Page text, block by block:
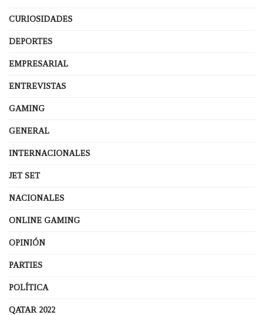
CURIOSIDADES
DEPORTES
EMPRESARIAL
ENTREVISTAS
GAMING
GENERAL
INTERNACIONALES
JET SET
NACIONALES
ONLINE GAMING
OPINIÓN
PARTIES
POLÍTICA
QATAR 2022